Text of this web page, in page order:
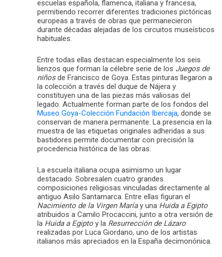
escuelas española, flamenca, italiana y francesa,
permitiendo recorrer diferentes tradiciones pictóricas
europeas a través de obras que permanecieron
durante décadas alejadas de los circuitos museísticos
habituales.
Entre todas ellas destacan especialmente los seis
lienzos que forman la célebre serie de los Juegos de
niñosde Francisco de Goya. Estas pinturas llegaron a
la colección a través del duque de Nájera y
constituyen una de las piezas más valiosas del
legado. Actualmente forman parte de los fondos del
Museo Goya-Colección Fundación Ibercaja, donde se
conservan de manera permanente. La presencia en la
muestra de las etiquetas originales adheridas a sus
bastidores permite documentar con precisión la
procedencia histórica de las obras.
La escuela italiana ocupa asimismo un lugar
destacado. Sobresalen cuatro grandes
composiciones religiosas vinculadas directamente al
antiguo Asilo Santamarca. Entre ellas figuran el
Nacimiento de la Virgen Maríay una Huida a Egipto
atribuidos a Camilo Procaccini, junto a otra versión de
la Huida a Egipto y la Resurrección de Lázaro
realizadas por Luca Giordano, uno de los artistas
italianos más apreciados en la España decimonónica.